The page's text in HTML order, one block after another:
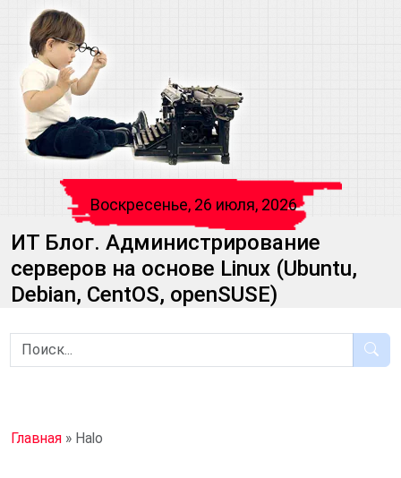
Воскресенье, 26 июля, 2026
ИТ Блог. Администрирование
серверов на основе Linux (Ubuntu,
Debian, CentOS, openSUSE)
Главная » Halo